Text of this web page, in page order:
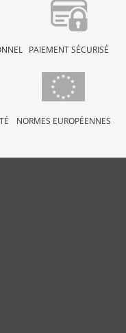
PAIEMENT SÉCURISÉ
NORMES EUROPÉENNES